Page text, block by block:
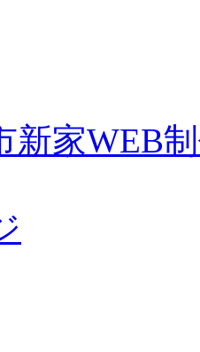
新家WEB